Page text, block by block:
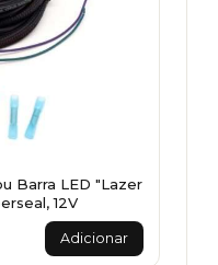
Barra LED "Lazer
12V
Adicionar